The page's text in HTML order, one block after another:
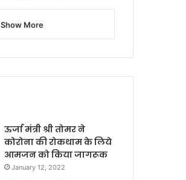
Show More
ऊर्जा मंत्री श्री तोमर ने
कोरोना की रोकथाम के लिये
आमजन को किया जागरूक
January 12, 2022